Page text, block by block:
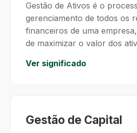
Gestão de Ativos é o
gerenciamento de todos os
financeiros de uma
de maximizar o valor dos
Ver significado
Gestão de Capital